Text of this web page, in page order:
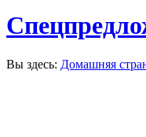
Вы здесь: Домашняя